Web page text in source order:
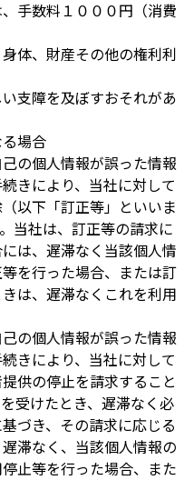
手数料１０００円（消費
体、財産その他の権利利
支障を及ぼすおそれがあ
場合
の個人情報が誤った情報
きにより、当社に対して
以下「訂正等」といいま
当社は、訂正等の請求に
は、遅滞なく当該個人情
を行った場合、または訂
は、遅滞なくこれを利用
の個人情報が誤った情報
きにより、当社に対して
供の停止を請求すること
受けたとき、遅滞なく必
づき、その請求に応じる
滞なく、当該個人情報の
止等を行った場合、また